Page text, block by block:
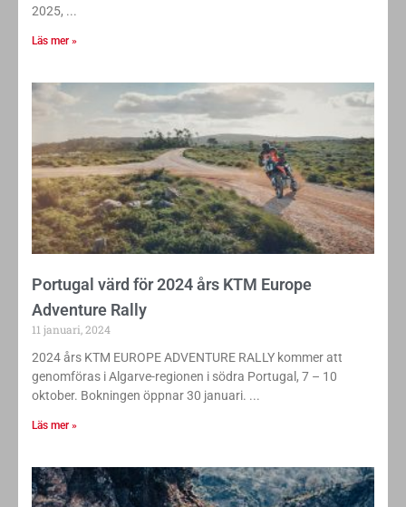
2025,
Läs mer »
Portugal värd för 2024 års KTM Europe
Adventure Rally
11 januari, 2024
2024 års KTM EUROPE ADVENTURE RALLY kommer att
genomföras i Algarve-regionen i södra Portugal, 7 – 10
oktober. Bokningen öppnar 30 januari.
Läs mer »